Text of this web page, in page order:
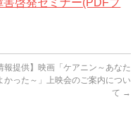
報提供】映画「ケアニン～あなた
かった～」上映会のご案内につい
て →